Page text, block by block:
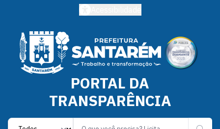
PORTAL DA
TRANSPARÊNCIA
Label